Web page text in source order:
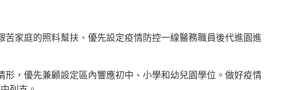
家庭的照料幫扶、優先設定疫情防控一線醫務職員後代進園進
，優先兼顧設定區內響應初中、小學和幼兒園學位。做好疫情